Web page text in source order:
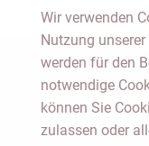
Wir verwenden
Nutzung
werden für den
notwendige
können Sie
zulassen oder